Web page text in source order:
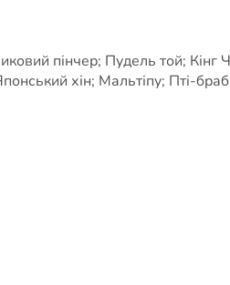
пінчер; Пудель той; Кінг
хін; Мальтіпу; Пті-